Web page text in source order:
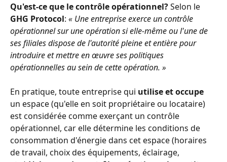
Qu'est-ce que le contrôle opérationnel? Selon le
GHG Protocol: « Une entreprise exerce un contrôle
opérationnel sur une opération si elle-même ou l'une de
ses filiales dispose de l'autorité pleine et entière pour
introduire et mettre en œuvre ses politiques
opérationnelles au sein de cette opération. »
En pratique, toute entreprise qui utilise et occupe
un espace (qu'elle en soit propriétaire ou locataire)
est considérée comme exerçant un contrôle
opérationnel, car elle détermine les conditions de
consommation d'énergie dans cet espace (horaires
de travail, choix des équipements, éclairage,